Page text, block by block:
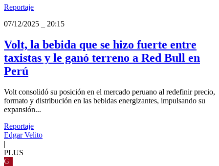
Reportaje
07/12/2025
20:15
Volt, la bebida que se hizo fuerte entre
taxistas y le ganó terreno a Red Bull en
Perú
Volt consolidó su posición en el mercado peruano al redefinir precio,
formato y distribución en las bebidas energizantes, impulsando su
expansión...
Reportaje
Edgar Velito
|
PLUS
G